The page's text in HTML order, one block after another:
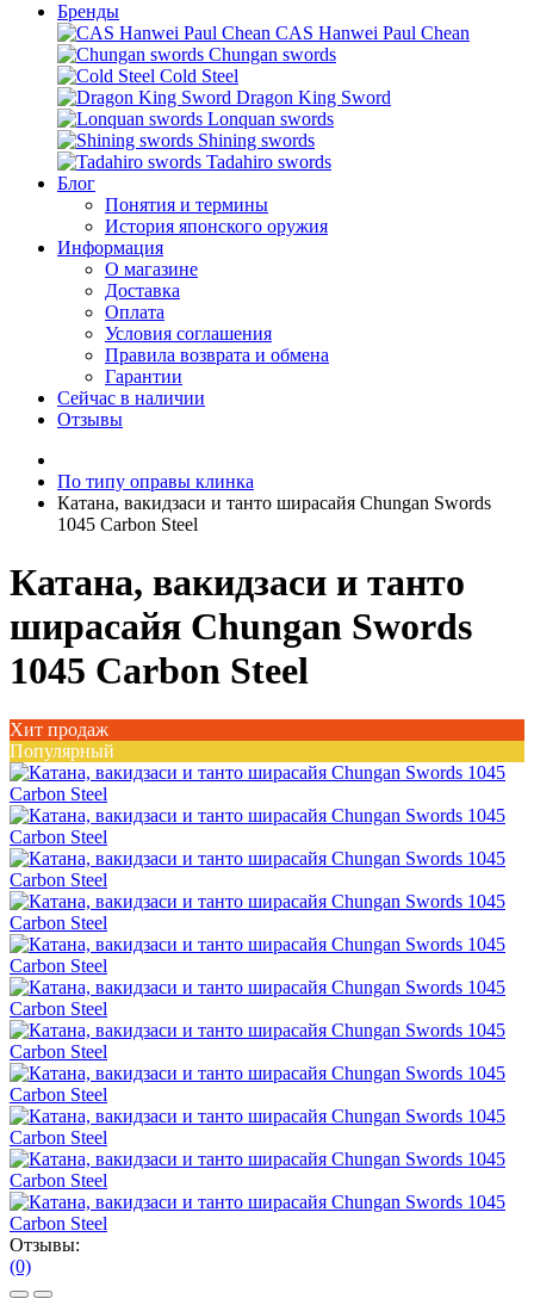
Бренды
CAS Hanwei Paul Chean
Chungan swords
Cold Steel
Dragon King Sword
Lonquan swords
Shining swords
Tadahiro swords
Блог
Понятия и термины
История японского оружия
Информация
О магазине
Доставка
Оплата
Условия соглашения
Правила возврата и обмена
Гарантии
Сейчас в наличии
Отзывы
По типу оправы клинка
Катана, вакидзаси и танто ширасайя Chungan Swords
1045 Carbon Steel
Катана, вакидзаси и танто
ширасайя Chungan Swords
1045 Carbon Steel
Хит продаж
Популярный
Отзывы:
(0)